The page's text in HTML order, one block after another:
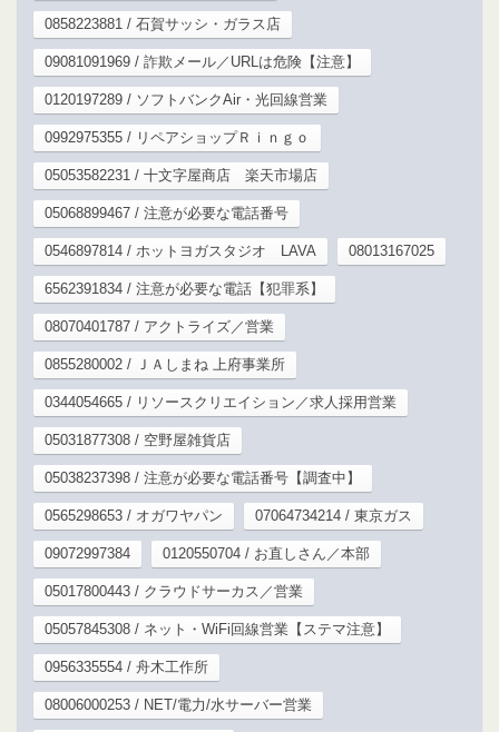
0858223881 / 石賀サッシ・ガラス店
09081091969 / 詐欺メール／URLは危険【注意】
0120197289 / ソフトバンクAir・光回線営業
0992975355 / リペアショップＲｉｎｇｏ
05053582231 / 十文字屋商店 楽天市場店
05068899467 / 注意が必要な電話番号
0546897814 / ホットヨガスタジオ LAVA 08013167025
6562391834 / 注意が必要な電話【犯罪系】
08070401787 / アクトライズ／営業
0855280002 / ＪＡしまね 上府事業所
0344054665 / リソースクリエイション／求人採用営業
05031877308 / 空野屋雑貨店
05038237398 / 注意が必要な電話番号【調査中】
0565298653 / オガワヤパン 07064734214 / 東京ガス
09072997384 0120550704 / お直しさん／本部
05017800443 / クラウドサーカス／営業
05057845308 / ネット・WiFi回線営業【ステマ注意】
0956335554 / 舟木工作所
08006000253 / NET/電力/水サーバー営業